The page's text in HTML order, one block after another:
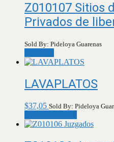
Z010107 Sitios
Privados de
Sold By: Pideloya Guarenas
LAVAPLATOS
$37,05 Sold By: Pideloya